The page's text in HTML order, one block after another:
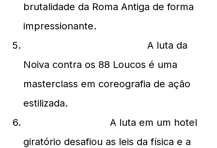
brutalidade da Roma Antiga de forma
impressionante.
A luta da
Noiva contra os 88 Loucos é uma
masterclass em coreografia de ação
estilizada.
A luta em um hotel
giratório desafiou as leis da física e a